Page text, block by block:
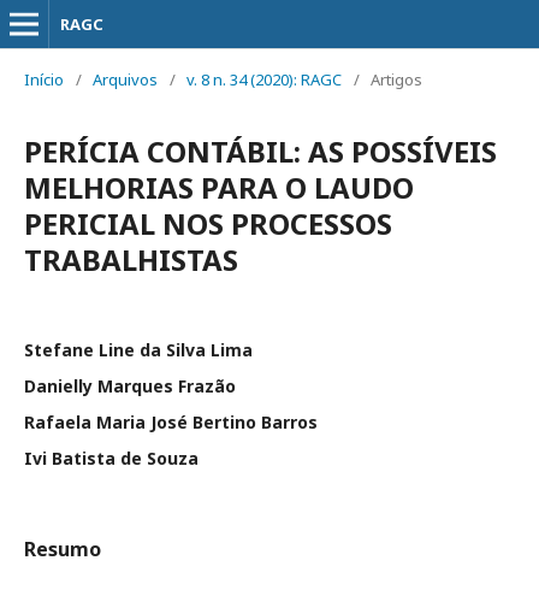
RAGC
Início / Arquivos / v. 8 n. 34 (2020): RAGC / Artigos
PERÍCIA CONTÁBIL: AS POSSÍVEIS
MELHORIAS PARA O LAUDO
PERICIAL NOS PROCESSOS
TRABALHISTAS
Stefane Line da Silva Lima
Danielly Marques Frazão
Rafaela Maria José Bertino Barros
Ivi Batista de Souza
Resumo